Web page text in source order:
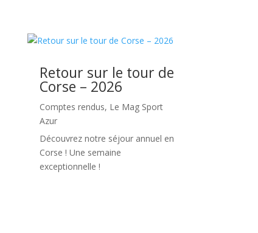
Retour sur le tour de
Corse – 2026
Comptes rendus, Le Mag Sport
Azur
Découvrez notre séjour annuel en
Corse ! Une semaine
exceptionnelle !